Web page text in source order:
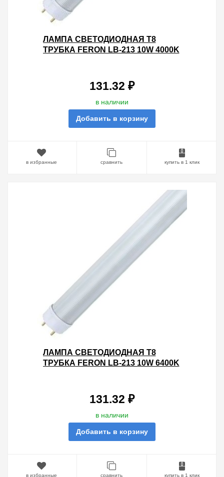
ЛАМПА СВЕТОДИОДНАЯ T8
ТРУБКА FERON LB-213 10W 4000K
131.32 ₽
в наличии
Добавить в корзину
в избранные сравнить купить в 1 клик
ЛАМПА СВЕТОДИОДНАЯ T8
ТРУБКА FERON LB-213 10W 6400K
131.32 ₽
в наличии
Добавить в корзину
в избранные сравнить купить в 1 клик